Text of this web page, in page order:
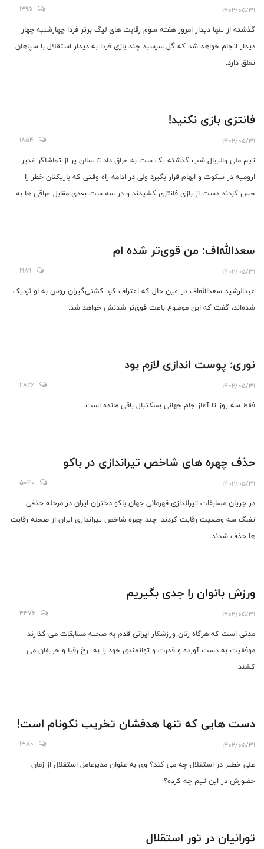
1402/05/31
1495
گذشته ‌از تنها دیدار امروز هفته سوم رقابت های لیگ برتر فردا چهارشنبه چهار
دیدار انجام خواهد شد که گل سرسبد چند بازی فردا به دیدار استقلال با سپاهان
تعلق دارد.
فانتزی بازی نکنید!
1402/05/31
1854
تیم ملی والیبال شب گذشته یک ست به عراق داد تا سالن پر از تماشاگر غدیر
ارومیه در سکوت و ابهام قرار بگیرد ولی در ادامه راه وقتی که بازیکنان خطر را
حس کردند دست از بازی فانتزی کشیدند و در سه ست بعدی مقابل عراقی ها به
سعدالله‌اف: من قوی‌تر شده ام
1402/05/31
1989
عبدالرشید سعدالله‌اف در عین حال که اعتراف کرد کشتی‌گیران روس به او نزدیک
شده‌اند، گفت که این موضوع باعث قوی‌تر شدنش خواهد شد.
نوری: پوست اندازی لازم بود
1402/05/31
2826
فقط سه روز تا آغاز جام جهانی بسکتبال باقی مانده است.
حذف چهره های شاخص تیراندازی در باکو
1402/05/31
5040
در جریان مسابقات تیراندازی قهرمانی جهان باکو دختران ایران در مرحله حذفی
تفنگ سه ‌وضعیت رقابت کردند. چند چهره شاخص تیراندازی ایران از صحنه رقابت
ها حذف شدند.
ورزش بانوان را جدی بگیریم
1402/05/31
4476
مدتی است که هرگاه زنان ورزشکار ایرانی قدم به صحنه مسابقات می گذارند
موفقیت به دست آورده و قدرت و توانمندی خود را به رخ رقبا و حریفان می
کشند.
دست هایی که تنها هدفشان تخریب نکونام است!
1402/05/31
1380
علی خطیر در استقلال چه می کند؟ وی به عنوان مدیرعامل استقلال از زمان
حضورش در این تیم چه کرده؟
تورانیان در تور استقلال